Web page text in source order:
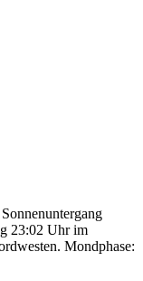
23:02 Uhr im
Mondphase: